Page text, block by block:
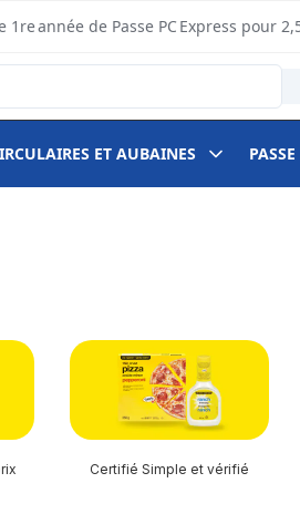
année de Passe PC Express pour
ET AUBAINES
Certifié Simple et vérifié